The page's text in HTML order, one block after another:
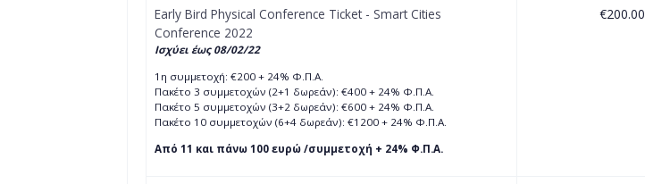
Early Bird Physical Conference Ticket - Smart Cities
Conference 2022
Ισχύει έως 08/02/22
1η συμμετοχή: €200 + 24% Φ.Π.Α.
Πακέτο 3 συμμετοχών (2+1 δωρεάν): €400 + 24% Φ.Π.Α.
Πακέτο 5 συμμετοχών (3+2 δωρεάν): €600 + 24% Φ.Π.Α.
Πακέτο 10 συμμετοχών (6+4 δωρεάν): €1200 + 24% Φ.Π.Α.
Από 11 και πάνω 100 ευρώ /συμμετοχή + 24% Φ.Π.Α.
€200.00